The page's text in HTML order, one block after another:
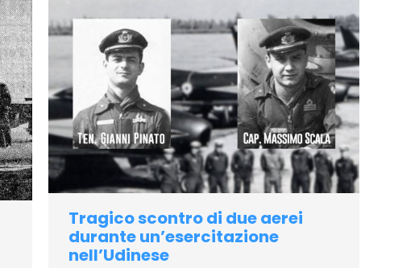
Tragico scontro di due aerei
durante un’esercitazione
nell’Udinese